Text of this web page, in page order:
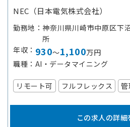
NEC（日本電気株式会社）
勤務地
神奈川県川崎市中原区
所
年収
930～1,100万円
職種
AI・データマイニング
リモート可 フルフレックス 管
この求人の詳細